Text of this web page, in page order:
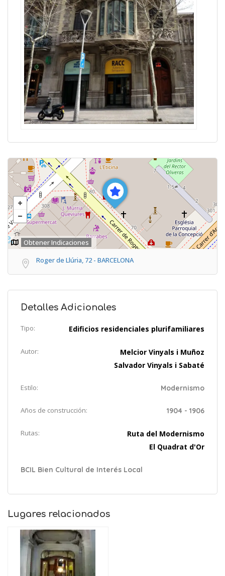
Obtener Indicaciones
Roger de Llúria, 72 - BARCELONA
Detalles Adicionales
Tipo: Edificios residenciales plurifamiliares
Autor:
Melcior Vinyals i Muñoz
Salvador Vinyals i Sabaté
Estilo: Modernismo
Años de construcción: 1904 - 1906
Rutas:
Ruta del Modernismo
El Quadrat d'Or
BCIL Bien Cultural de Interés Local
Lugares relacionados